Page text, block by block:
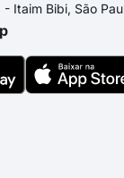
- Itaim Bibi, São